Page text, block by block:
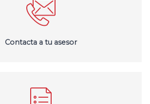
Contacta a tu asesor